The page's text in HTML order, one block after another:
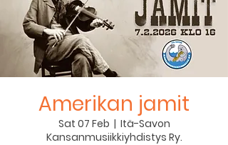
Amerikan jamit
Sat 07 Feb
  |
Itä-Savon
Kansanmusiikkiyhdistys Ry.